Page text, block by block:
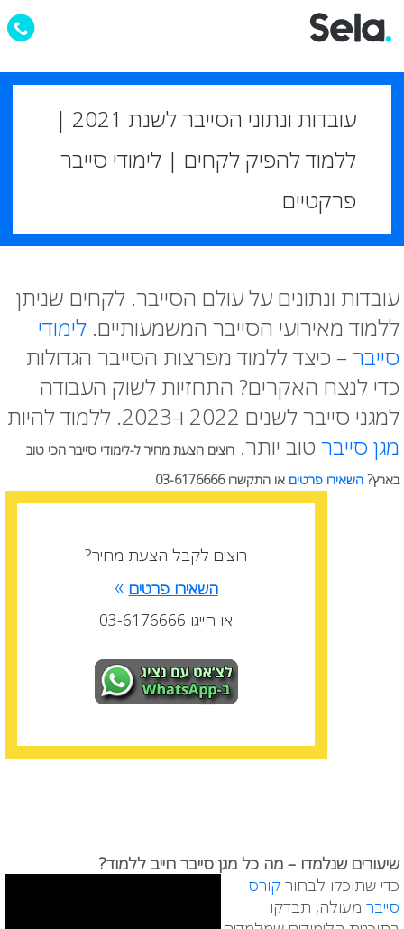
עובדות ונתוני הסייבר לשנת 2021 |
ללמוד להפיק לקחים | לימודי סייבר
פרקטיים
עובדות ונתונים על עולם הסייבר. לקחים שניתן
ללמוד מאירועי הסייבר המשמעותיים. לימודי
סייבר – כיצד ללמוד מפרצות הסייבר הגדולות
כדי לנצח האקרים? התחזיות לשוק העבודה
למגני סייבר לשנים 2022 ו-2023. ללמוד להיות
מגן סייבר טוב יותר. רוצים הצעת מחיר ל-לימודי סייבר הכי טוב
בארץ? השאירו פרטים או התקשרו 03-6176666
שיעורים שנלמדו – מה כל מגן סייבר חייב ללמוד?
כדי שתוכלו לבחור קורס
סייבר מעולה, תבדקו
רוצים לקבל הצעת מחיר?
השאירו פרטים »
או חייגו 03-6176666